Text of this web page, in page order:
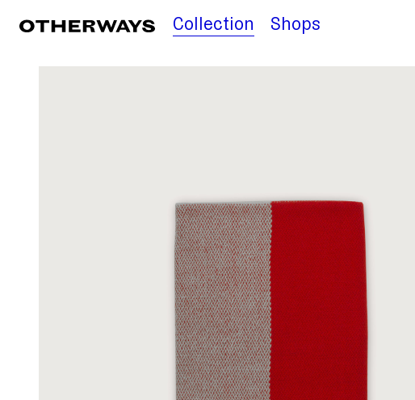
Collection Shops